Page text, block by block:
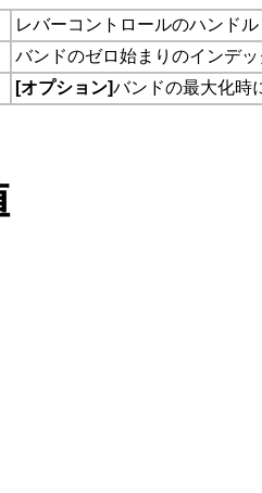
レバーコントロールのハンドル
バンドのゼロ始まりのインデ
[オプション]バンドの最大化時